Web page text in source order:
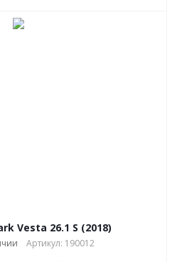
Vesta 26.1 S (2018)
Артикул: 190012